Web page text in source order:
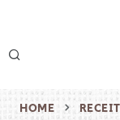
produtos
HOME